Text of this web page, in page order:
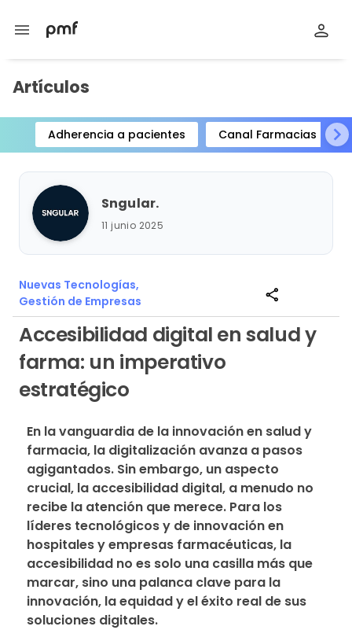
menu
Artículos
Adherencia a pacientes Canal Farmacias
Item
1
15
Sngular.
11 junio 2025
Nuevas Tecnologías,
Gestión de Empresas
share
Accesibilidad digital en salud y
farma: un imperativo
estratégico
En la vanguardia de la innovación en salud y
farmacia, la digitalización avanza a pasos
agigantados. Sin embargo, un aspecto
crucial, la accesibilidad digital, a menudo no
recibe la atención que merece. Para los
líderes tecnológicos y de innovación en
hospitales y empresas farmacéuticas, la
accesibilidad no es solo una casilla más que
marcar, sino una palanca clave para la
innovación, la equidad y el éxito real de sus
soluciones digitales.